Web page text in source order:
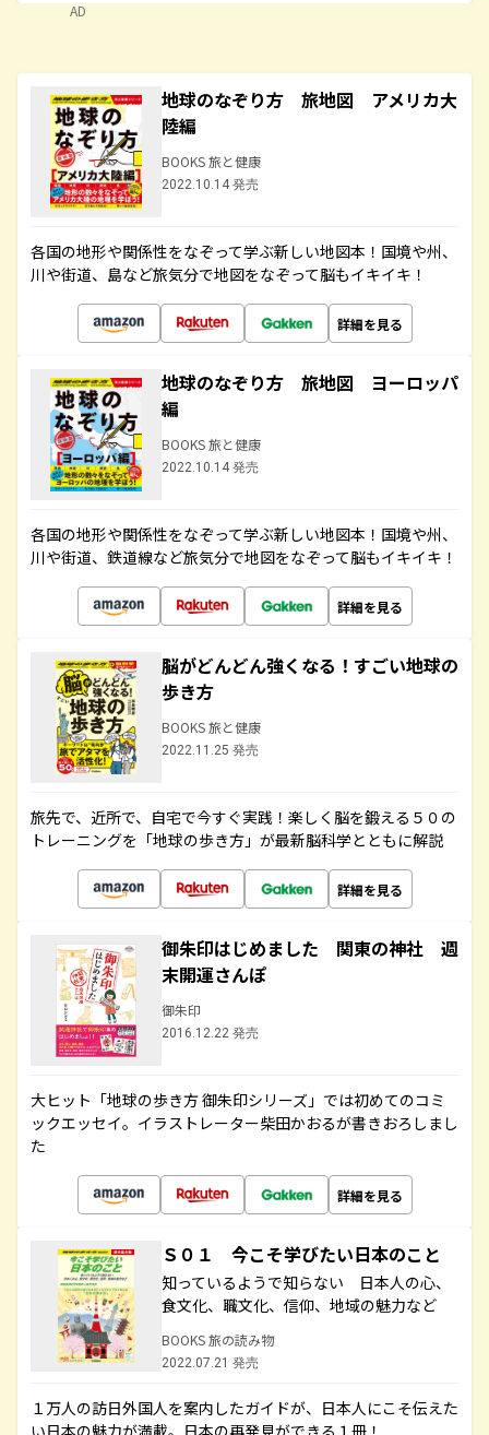
AD
地球のなぞり方 旅地図 アメリカ大
陸編
BOOKS 旅と健康
2022.10.14 発売
各国の地形や関係性をなぞって学ぶ新しい地図本！国境や州、
川や街道、島など旅気分で地図をなぞって脳もイキイキ！
詳細を見る
地球のなぞり方 旅地図 ヨーロッパ
編
BOOKS 旅と健康
2022.10.14 発売
各国の地形や関係性をなぞって学ぶ新しい地図本！国境や州、
川や街道、鉄道線など旅気分で地図をなぞって脳もイキイキ！
詳細を見る
脳がどんどん強くなる！すごい地球の
歩き方
BOOKS 旅と健康
2022.11.25 発売
旅先で、近所で、自宅で今すぐ実践！楽しく脳を鍛える５０の
トレーニングを「地球の歩き方」が最新脳科学とともに解説
詳細を見る
御朱印はじめました 関東の神社 週
末開運さんぽ
御朱印
2016.12.22 発売
大ヒット「地球の歩き方 御朱印シリーズ」では初めてのコミ
ックエッセイ。イラストレーター柴田かおるが書きおろしまし
た
詳細を見る
Ｓ０１ 今こそ学びたい日本のこと
知っているようで知らない 日本人の心、
食文化、職文化、信仰、地域の魅力など
BOOKS 旅の読み物
2022.07.21 発売
１万人の訪日外国人を案内したガイドが、日本人にこそ伝えた
い日本の魅力が満載。日本の再発見ができる１冊！